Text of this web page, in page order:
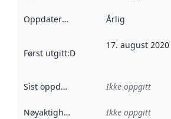
Oppdateringsfrekvens :
Årlig
Først utgitt:Denne datoen sier når
17. august 2020
Sist oppdatert Ikke oppgitt
Nøyaktighet Ikke oppgitt